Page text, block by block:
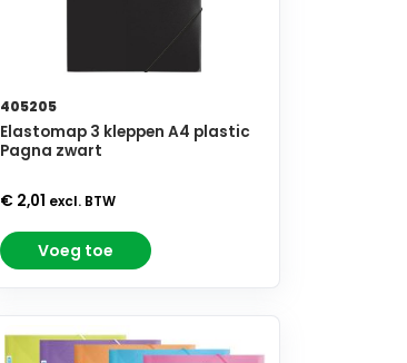
405205
Elastomap 3 kleppen A4 plastic
Pagna zwart
€ 2,01 excl. BTW
Voeg toe